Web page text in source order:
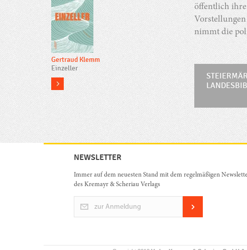
Gertraud Klemm
Einzeller
more
öffentlich
nimmt die
NEWSLETTER
Immer auf dem neuesten Stand mit dem regelmäßigen
des Kremayr & Scheriau Verlags
zur Anmeldung